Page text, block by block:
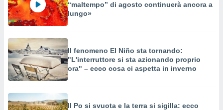
“maltempo” di agosto continuerà ancora a
lungo»
Il fenomeno El Niño sta tornando:
"L'interruttore si sta azionando proprio
ora" – ecco cosa ci aspetta in inverno
Il Po si svuota e la terra si sigilla: ecco